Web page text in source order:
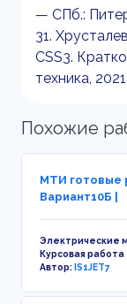
— СПб.:
31.
CSS3.
техника,
Похожие
МТИ готовые
Вариант10Б |
Электрические
Курсовая работа
Автор:IS1JET7